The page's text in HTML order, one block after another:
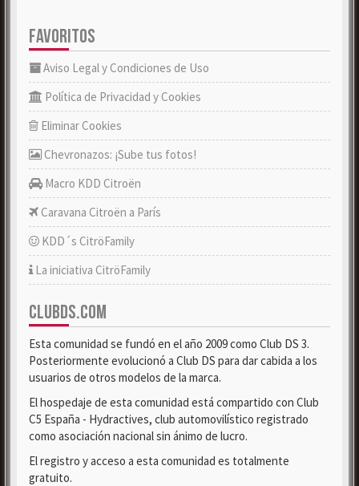
FAVORITOS
Aviso Legal y Condiciones de Uso
Política de Privacidad y Cookies
Eliminar Cookies
Chevronazos: ¡Sube tus fotos!
Macro KDD Citroën
Caravana Citroën a París
KDD´s CitröFamily
La iniciativa CitröFamily
CLUBDS.COM
Esta comunidad se fundó en el año 2009 como Club DS 3.
Posteriormente evolucionó a Club DS para dar cabida a los
usuarios de otros modelos de la marca.
El hospedaje de esta comunidad está compartido con Club
C5 España - Hydractives, club automovilístico registrado
como asociación nacional sin ánimo de lucro.
El registro y acceso a esta comunidad es totalmente
gratuito.